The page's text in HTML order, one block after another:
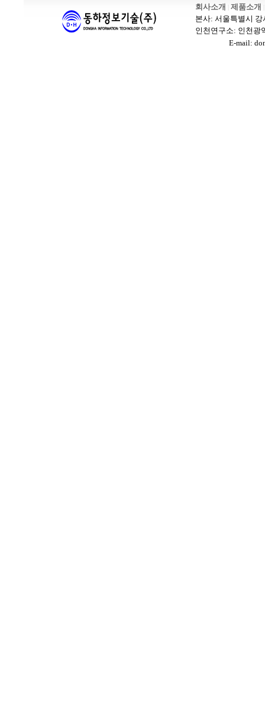
회사소개 제품소개
본사: 서울특별시
인천연구소: 인천광
E-mail: